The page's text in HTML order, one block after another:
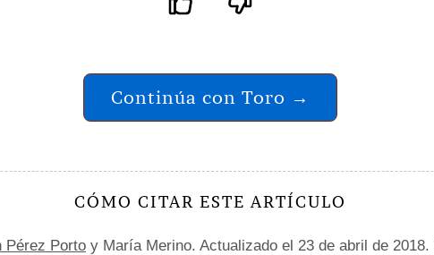
Continúa con Toro →
CÓMO CITAR ESTE ARTÍCULO
Pérez Porto y María Merino. Actualizado el 23 de abril de 2018.